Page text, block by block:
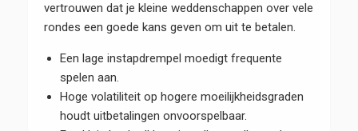
vertrouwen dat je kleine weddenschappen over vele
rondes een goede kans geven om uit te betalen.
Een lage instapdrempel moedigt frequente
spelen aan.
Hoge volatiliteit op hogere moeilijkheidsgraden
houdt uitbetalingen onvoorspelbaar.